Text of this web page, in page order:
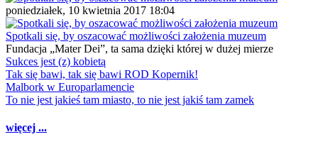
poniedziałek, 10 kwietnia 2017 18:04
Spotkali się, by oszacować możliwości założenia muzeum
Fundacja „Mater Dei”, ta sama dzięki której w dużej mierze
Sukces jest (z) kobietą
Tak się bawi, tak się bawi ROD Kopernik!
Malbork w Europarlamencie
To nie jest jakieś tam miasto, to nie jest jakiś tam zamek
więcej ...